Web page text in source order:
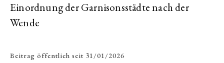
Einordnung der Garnisonsstädte nach der
Wende
Beitrag öffentlich seit 31/01/2026